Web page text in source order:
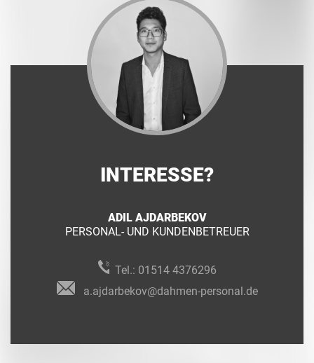
INTERESSE?
ADIL AJDARBEKOV
PERSONAL- UND KUNDENBETREUER
Tel.: 01514 4376296
a.ajdarbekov@dahmen-personal.de